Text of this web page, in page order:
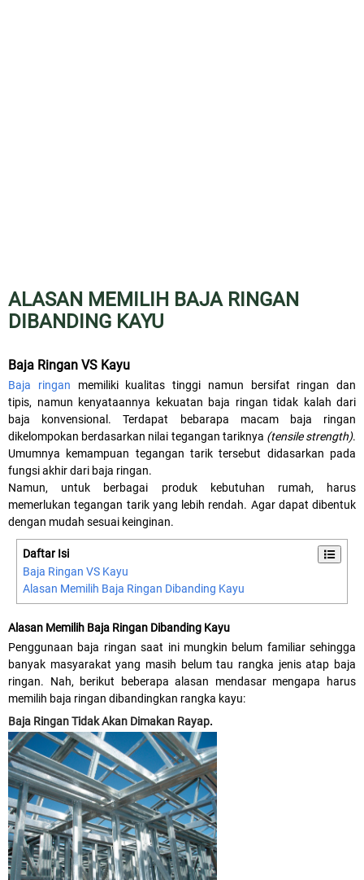
ALASAN MEMILIH BAJA RINGAN
DIBANDING KAYU
Baja Ringan VS Kayu
Baja ringan memiliki kualitas tinggi namun bersifat ringan dan
tipis, namun kenyataannya kekuatan baja ringan tidak kalah dari
baja konvensional. Terdapat bebarapa macam baja ringan
dikelompokan berdasarkan nilai tegangan tariknya (tensile strength).
Umumnya kemampuan tegangan tarik tersebut didasarkan pada
fungsi akhir dari baja ringan.
Namun, untuk berbagai produk kebutuhan rumah, harus
memerlukan tegangan tarik yang lebih rendah. Agar dapat dibentuk
dengan mudah sesuai keinginan.
Daftar Isi
Baja Ringan VS Kayu
Alasan Memilih Baja Ringan Dibanding Kayu
Alasan Memilih Baja Ringan Dibanding Kayu
Penggunaan baja ringan saat ini mungkin belum familiar sehingga
banyak masyarakat yang masih belum tau rangka jenis atap baja
ringan. Nah, berikut beberapa alasan mendasar mengapa harus
memilih baja ringan dibandingkan rangka kayu:
Baja Ringan Tidak Akan Dimakan Rayap.